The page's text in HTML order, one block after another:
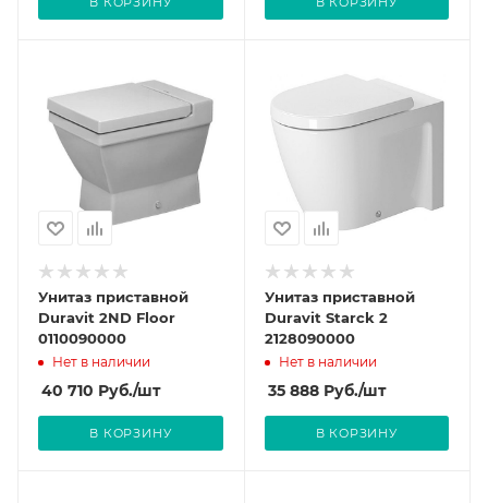
Унитаз приставной
Duravit 2ND Floor
0110090000
Нет в наличии
40 710 Руб./шт
В КОРЗИНУ
Унитаз приставной
Duravit Starck 2
2128090000
Нет в наличии
35 888Руб./шт
В КОРЗИНУ